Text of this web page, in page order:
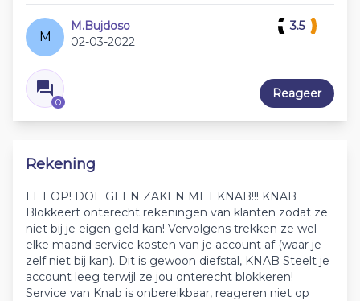
M
M.Bujdoso
02-03-2022
0
3.5
Reageer
Rekening
LET OP! DOE GEEN ZAKEN MET KNAB!!! KNAB
Blokkeert onterecht rekeningen van klanten zodat ze
niet bij je eigen geld kan! Vervolgens trekken ze wel
elke maand service kosten van je account af (waar je
zelf niet bij kan). Dit is gewoon diefstal, KNAB Steelt je
account leeg terwijl ze jou onterecht blokkeren!
Service van Knab is onbereikbaar, reageren niet op